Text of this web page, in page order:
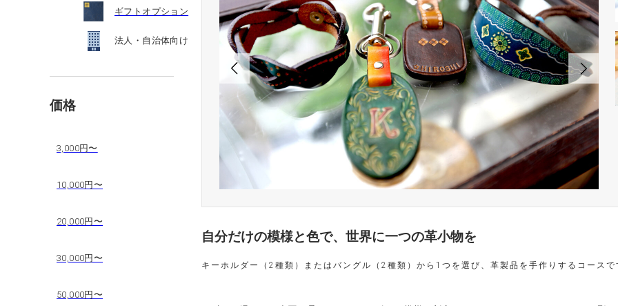
ギフトオプション
法人・自治体向け
価格
3,000円〜
10,000円〜
20,000円〜
30,000円〜
50,000円〜
自分だけの模様と色で、世界に一つの革小物を
キーホルダー（2種類）またはバングル（2種類）から1つを選び、革製品を手作りするコースで